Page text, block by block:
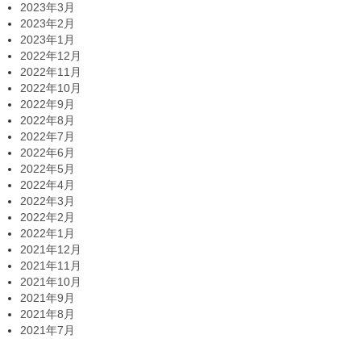
2023年3月
2023年2月
2023年1月
2022年12月
2022年11月
2022年10月
2022年9月
2022年8月
2022年7月
2022年6月
2022年5月
2022年4月
2022年3月
2022年2月
2022年1月
2021年12月
2021年11月
2021年10月
2021年9月
2021年8月
2021年7月